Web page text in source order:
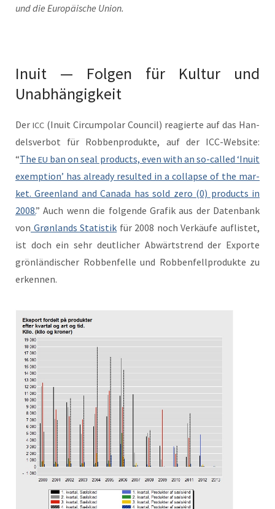
und die Europäis­che Union.
Inuit — Folgen für Kultur und
Unabhängigkeit
Der ICC (Inu­it Cir­cum­po­lar Coun­cil) reagierte auf das Han­
delsver­bot für Robben­pro­duk­te, auf der ICC-Web­site:
“TheEU ban on seal prod­ucts, even with an so-called ‘Inu­it
exemp­tion’ has already result­ed in a col­lapse of the mar­
ket. Green­land and Cana­da has sold zero (0) prod­ucts in
2008.” Auch wenn die fol­gende Grafik aus der Daten­bank
von Grøn­lands Sta­tis­tik für 2008 noch Verkäufe auflis­tet,
ist doch ein sehr deut­lich­er Abwärt­strend der Exporte
grön­ländis­ch­er Robben­felle und Robben­fell­pro­duk­te zu
erkennen.